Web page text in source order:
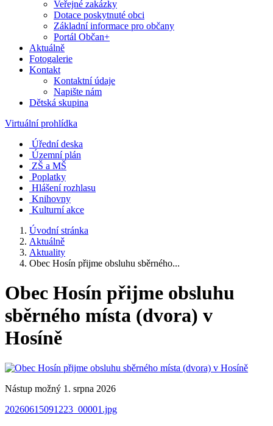
Veřejné zakázky
Dotace poskytnuté obci
Základní informace pro občany
Portál Občan+
Aktuálně
Fotogalerie
Kontakt
Kontaktní údaje
Napište nám
Dětská skupina
Virtuální prohlídka
Úřední deska
Územní plán
ZŠ a MŠ
Poplatky
Hlášení rozhlasu
Knihovny
Kulturní akce
Úvodní stránka
Aktuálně
Aktuality
Obec Hosín přijme obsluhu sběrného...
Obec Hosín přijme obsluhu
sběrného místa (dvora) v
Hosíně
Nástup možný 1. srpna 2026
20260615091223_00001.jpg